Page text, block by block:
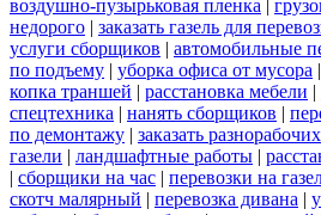
воздушно-пузырьковая пленка |
недорого | заказать газель для
услуги сборщиков | автомобильные
по подъему | уборка офиса от мусора |
копка траншей | расстановка мебели |
спецтехника | нанять сборщиков |
по демонтажу | заказать разнорабочих
газели | ландшафтные работы |
| сборщики на час | перевозки на
скотч малярный | перевозка дивана |